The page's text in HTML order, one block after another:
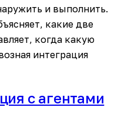
и выполнить.
какие две
когда какую
интеграция
с агентами